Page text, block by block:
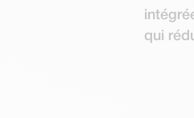
qui